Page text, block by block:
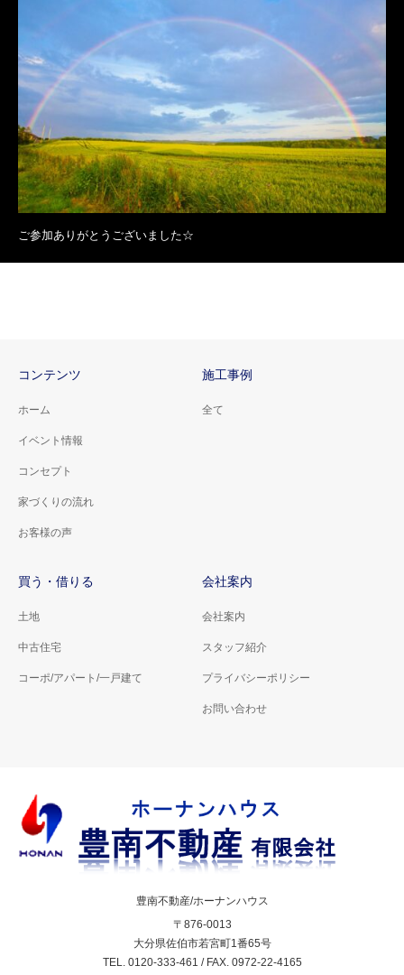
ご参加ありがとうございました☆
コンテンツ
ホーム
イベント情報
コンセプト
家づくりの流れ
お客様の声
施工事例
全て
買う・借りる
土地
中古住宅
コーポ/アパート/一戸建て
会社案内
会社案内
スタッフ紹介
プライバシーポリシー
お問い合わせ
豊南不動産/ホーナンハウス
〒876-0013
大分県佐伯市若宮町1番65号
TEL. 0120-333-461 / FAX. 0972-22-4165